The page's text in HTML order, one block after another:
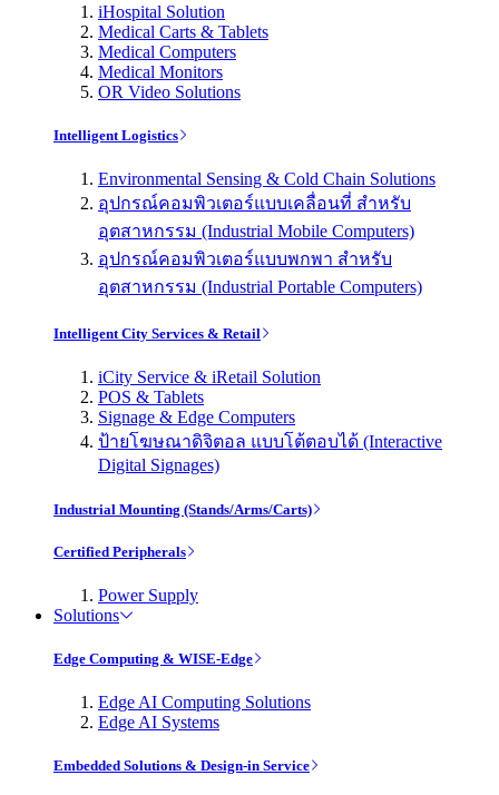
iHospital Solution
Medical Carts & Tablets
Medical Computers
Medical Monitors
OR Video Solutions
Intelligent Logistics
Environmental Sensing & Cold Chain Solutions
อุปกรณ์คอมพิวเตอร์แบบเคลื่อนที่ สำหรับ
อุตสาหกรรม (Industrial Mobile Computers)
อุปกรณ์คอมพิวเตอร์แบบพกพา สำหรับ
อุตสาหกรรม (Industrial Portable Computers)
Intelligent City Services & Retail
iCity Service & iRetail Solution
POS & Tablets
Signage & Edge Computers
ป้ายโฆษณาดิจิตอล แบบโต้ตอบได้ (Interactive
Digital Signages)
Industrial Mounting (Stands/Arms/Carts)
Certified Peripherals
Power Supply
Solutions
Edge Computing & WISE-Edge
Edge AI Computing Solutions
Edge AI Systems
Embedded Solutions & Design-in Service